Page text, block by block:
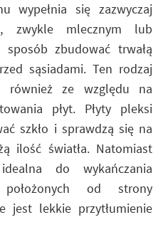
wypełnia się zazwyczaj
zwykle mlecznym lub
zbudować trwałą
sąsiadami. Ten rodzaj
również ze względu na
płyt. Płyty pleksi
szkło i sprawdzą się na
ilość światła. Natomiast
do wykańczania
od strony
jest lekkie przytłumienie